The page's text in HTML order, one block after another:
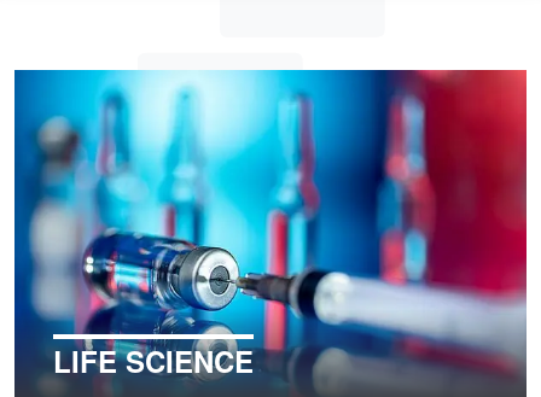
LIFE SCIENCE